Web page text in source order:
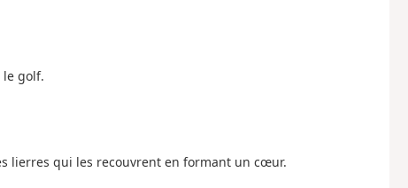
le golf.
lierres qui les recouvrent en formant un cœur.